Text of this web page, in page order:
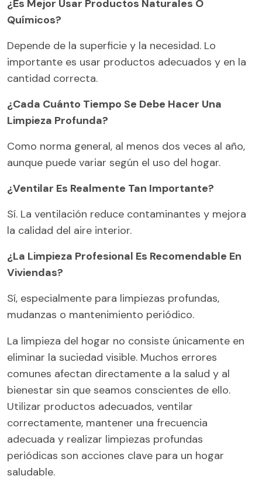
¿Es Mejor Usar Productos Naturales O
Químicos?
Depende de la superficie y la necesidad. Lo
importante es usar productos adecuados y en la
cantidad correcta.
¿Cada Cuánto Tiempo Se Debe Hacer Una
Limpieza Profunda?
Como norma general, al menos dos veces al año,
aunque puede variar según el uso del hogar.
¿Ventilar Es Realmente Tan Importante?
Sí. La ventilación reduce contaminantes y mejora
la calidad del aire interior.
¿La Limpieza Profesional Es Recomendable En
Viviendas?
Sí, especialmente para limpiezas profundas,
mudanzas o mantenimiento periódico.
La limpieza del hogar no consiste únicamente en
eliminar la suciedad visible. Muchos errores
comunes afectan directamente a la salud y al
bienestar sin que seamos conscientes de ello.
Utilizar productos adecuados, ventilar
correctamente, mantener una frecuencia
adecuada y realizar limpiezas profundas
periódicas son acciones clave para un hogar
saludable.